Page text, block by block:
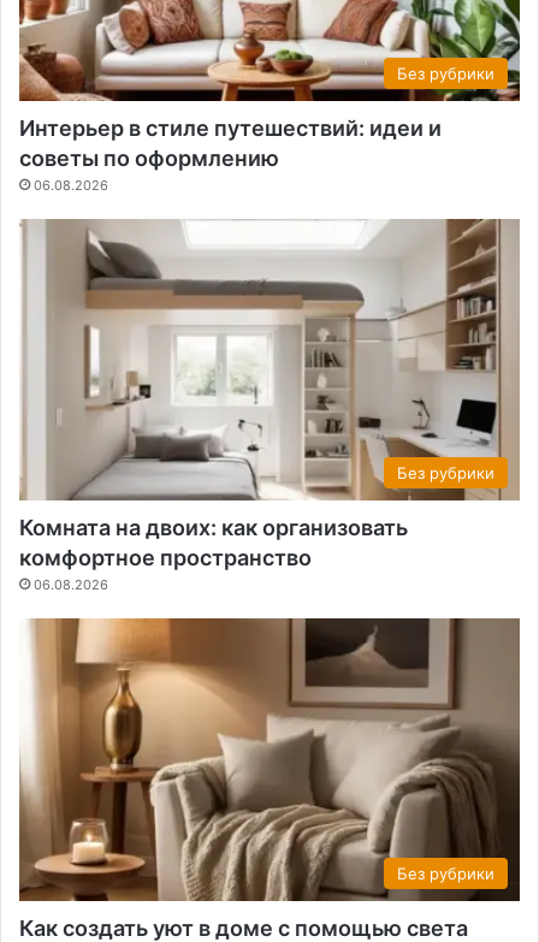
Без рубрики
Интерьер в стиле путешествий: идеи и
советы по оформлению
06.08.2026
Без рубрики
Комната на двоих: как организовать
комфортное пространство
06.08.2026
Без рубрики
Как создать уют в доме с помощью света